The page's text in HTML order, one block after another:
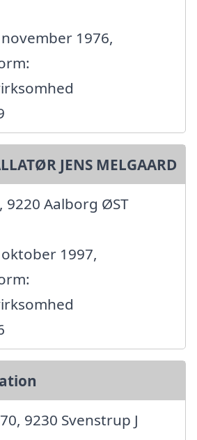
1976,
JENS MELGAARD
9220 Aalborg ØST
1997,
9230 Svenstrup J